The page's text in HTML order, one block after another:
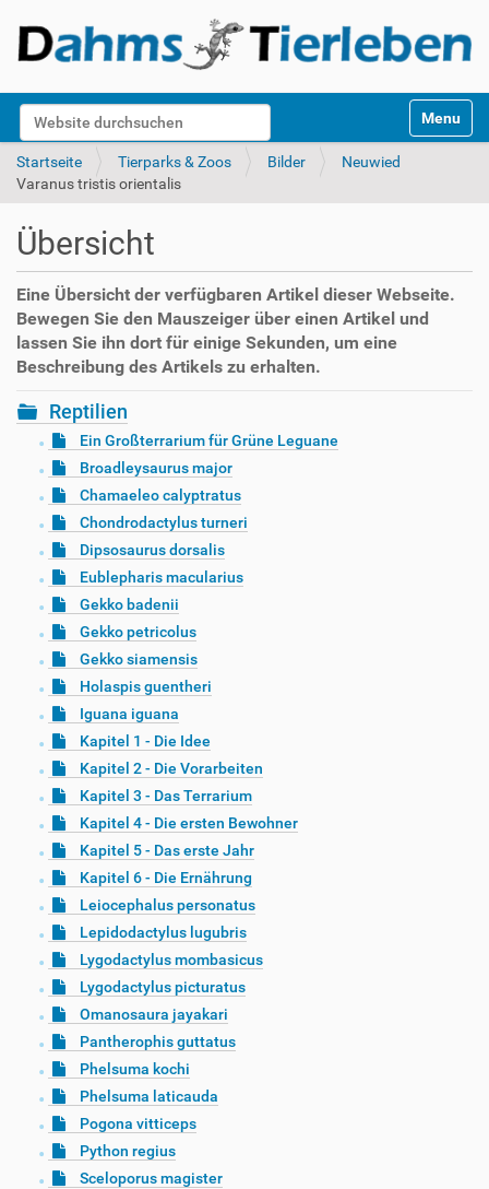
Website durchsuchen
k
Toggle
Startseite Tierparks & Zoos Bilder
Neuwied
Varanus tristis orientalis
Übersicht
Eine Übersicht der verfügbaren Artikel dieser Webseite.
Bewegen Sie den Mauszeiger über einen Artikel und
lassen Sie ihn dort für einige Sekunden, um eine
Beschreibung des Artikels zu erhalten.
Reptilien
Ein Großterrarium für Grüne Leguane
Broadleysaurus major
Chamaeleo calyptratus
Chondrodactylus turneri
Dipsosaurus dorsalis
Eublepharis macularius
Gekko badenii
Gekko petricolus
Gekko siamensis
Holaspis guentheri
Iguana iguana
Kapitel 1 - Die Idee
Kapitel 2 - Die Vorarbeiten
Kapitel 3 - Das Terrarium
Kapitel 4 - Die ersten Bewohner
Kapitel 5 - Das erste Jahr
Kapitel 6 - Die Ernährung
Leiocephalus personatus
Lepidodactylus lugubris
Lygodactylus mombasicus
Lygodactylus picturatus
Omanosaura jayakari
Pantherophis guttatus
Phelsuma kochi
Phelsuma laticauda
Pogona vitticeps
Python regius
Sceloporus magister